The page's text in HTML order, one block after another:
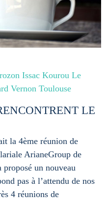
Issac Kourou Le
Vernon Toulouse
LE
la 4ème réunion de
ArianeGroup de
un nouveau
pas à l’attendu de nos
4 réunions de